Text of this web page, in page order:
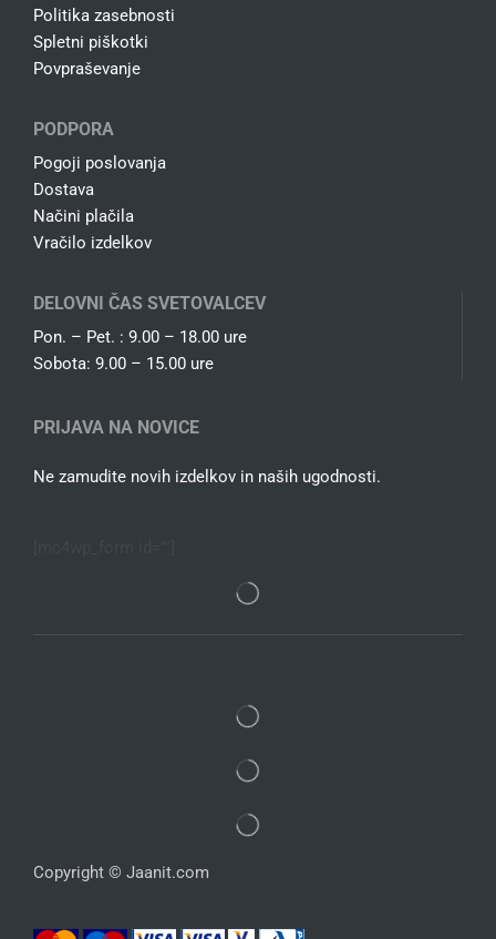
Politika zasebnosti
Spletni piškotki
Povpraševanje
PODPORA
Pogoji poslovanja
Dostava
Načini plačila
Vračilo izdelkov
DELOVNI ČAS SVETOVALCEV
Pon. – Pet. : 9.00 – 18.00 ure
Sobota: 9.00 – 15.00 ure
PRIJAVA NA NOVICE
Ne zamudite novih izdelkov in naših ugodnosti.
Copyright © Jaanit.com